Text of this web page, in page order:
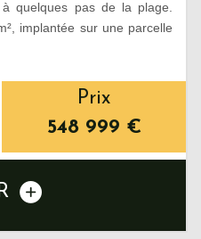
quelques pas de la plage.
implantée sur une parcelle
Prix
548 999 €